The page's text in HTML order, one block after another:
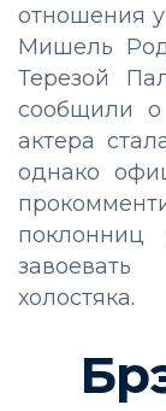
отношения
Мишель
Терезой
сообщили о
актера
однако
холостяка.